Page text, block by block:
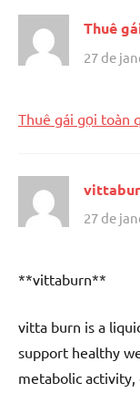
Thuê
27 de
Thuê gái gọi toàn
27 de
**vittaburn**
vitta burn is a
support healthy
metabolic activity,